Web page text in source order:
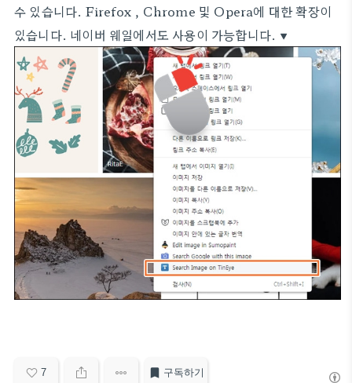
수 있습니다. Firefox , Chrome 및 Opera에 대한 확장이
있습니다. 네이버 웨일에서도 사용이 가능합니다. ▼
7 구독하기